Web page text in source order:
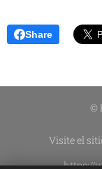
Share
©
Visite el
https://